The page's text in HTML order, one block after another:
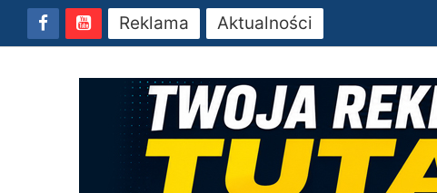
Reklama Aktualności